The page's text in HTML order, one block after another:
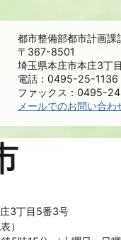
都市整備部都市計画課
〒367-8501
埼玉県本庄市本庄3丁
電話：0495-25-1136
ファックス：0495-
メールでのお問い合わ
3丁目5番3号
）